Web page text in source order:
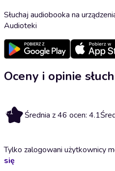
Słuchaj audiobooka na
Audioteki
Oceny i opinie
4.1 Średnia z 46 ocen: 4.1
Tylko zalogowani użytkownicy
się